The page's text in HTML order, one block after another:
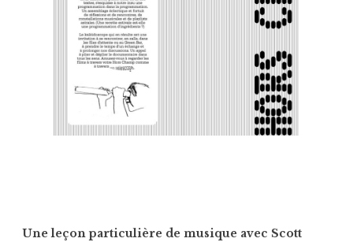
Une leçon particulière de musique avec Scott